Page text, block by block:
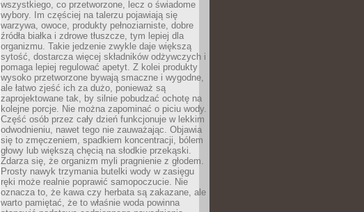
wszystkiego, co przetworzone, lecz o świadome
wybory. Im częściej na talerzu pojawiają się
warzywa, owoce, produkty pełnoziarniste, dobre
źródła białka i zdrowe tłuszcze, tym lepiej dla
organizmu. Takie jedzenie zwykle daje większą
sytość, dostarcza więcej składników odżywczych i
pomaga lepiej regulować apetyt. Z kolei produkty
wysoko przetworzone bywają smaczne i wygodne,
ale łatwo zjeść ich za dużo, ponieważ są
zaprojektowane tak, by silnie pobudzać ochotę na
kolejne porcje. Nie można zapominać o piciu wody.
Część osób przez cały dzień funkcjonuje w lekkim
odwodnieniu, nawet tego nie zauważając. Objawia
się to zmęczeniem, spadkiem koncentracji, bólem
głowy lub większą chęcią na słodkie przekąski.
Zdarza się, że organizm myli pragnienie z głodem.
Prosty nawyk trzymania butelki wody w zasięgu
ręki może realnie poprawić samopoczucie. Nie
oznacza to, że kawa czy herbata są zakazane, ale
warto pamiętać, że to właśnie woda powinna